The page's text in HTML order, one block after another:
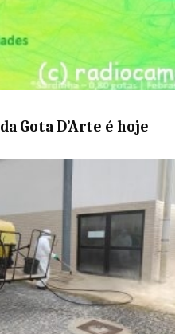
Gota D’Arte é hoje